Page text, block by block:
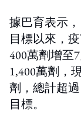
據巴育表示
目標以來，
400萬劑增至
1,400萬劑，
劑，總計超
目標。